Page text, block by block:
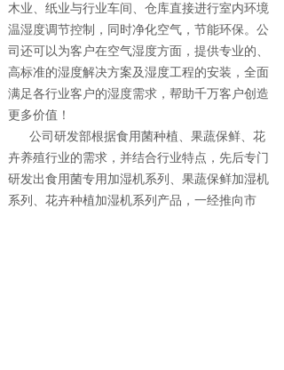
木业、纸业与行业车间、仓库直接进行室内环境
温湿度调节控制，同时净化空气，节能环保。公
司还可以为客户在空气湿度方面，提供专业的、
高标准的湿度解决方案及湿度工程的安装，全面
满足各行业客户的湿度需求，帮助千万客户创造
更多价值！
公司研发部根据食用菌种植、果蔬保鲜、花
卉养殖行业的需求，并结合行业特点，先后专门
研发出食用菌专用加湿机系列、果蔬保鲜加湿机
系列、花卉种植加湿机系列产品，一经推向市